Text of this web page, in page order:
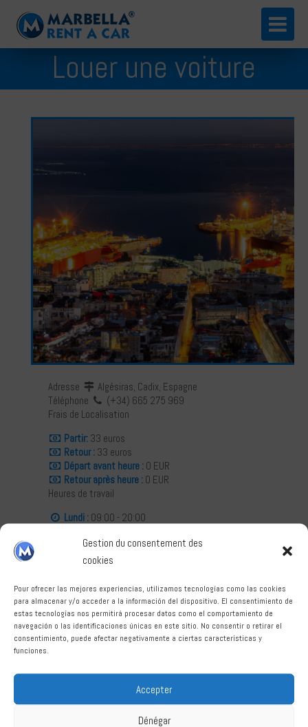
Gestion du consentement des
cookies
Pour ofrecer las mejores experiencias, utilizamos tecnologías como las cookies
para almacenar y/o acceder a la información del dispositivo. El consentimiento de
estas tecnologías nos permitirá procesar datos como el comportamiento de
navegación o las identificaciones únicas en este sitio. No consentir o retirar el
consentimiento, puede afectar negativamente a ciertas características y
funciones.
Accepter
Dénégar
English
Русский
Français
Louer une voiture
Adresse
Algésiras, Cadix, Espagne
Téléphone
(+34) 665 275 969
Frais de Localisation
Partir: 33 euros
Retour : 33 euros
Départ avant heure : 0 EUR
Retour après heure : 0 EUR
Heures de travail
Lundi : 09:00 - 20:00
Mercredis :09:00 - 20:00
Jeudis :09:00 - 20:00
Samedi : 09:00 - 20:00
Dimanche :09:00 - 20:00
Location de voiture Algésiras